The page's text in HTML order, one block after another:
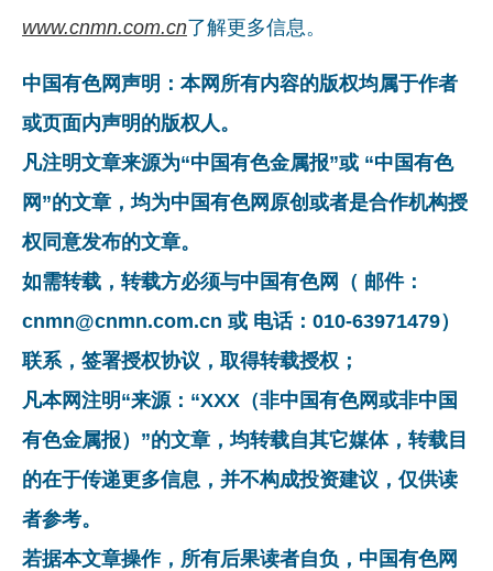
www.cnmn.com.cn了解更多信息。
中国有色网声明：本网所有内容的版权均属于作者
或页面内声明的版权人。
凡注明文章来源为“中国有色金属报”或 “中国有色
网”的文章，均为中国有色网原创或者是合作机构授
权同意发布的文章。
如需转载，转载方必须与中国有色网（ 邮件：
cnmn@cnmn.com.cn 或 电话：010-63971479）
联系，签署授权协议，取得转载授权；
凡本网注明“来源：“XXX（非中国有色网或非中国
有色金属报）”的文章，均转载自其它媒体，转载目
的在于传递更多信息，并不构成投资建议，仅供读
者参考。
若据本文章操作，所有后果读者自负，中国有色网